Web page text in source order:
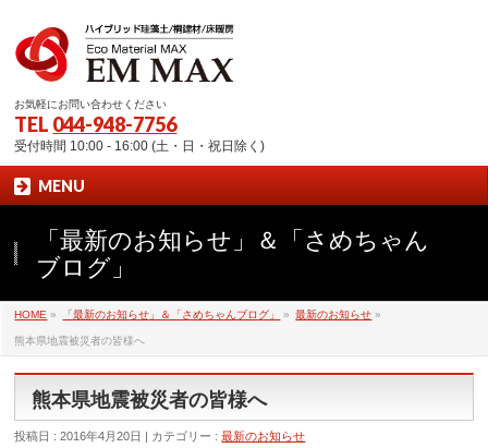
お気軽にお問い合わせください
TEL 044-948-7756
受付時間 10:00 - 16:00 (土・日・祝日除く)
MENU
「最新のお知らせ」＆「さめちゃん
ブログ」
HOME » 「最新のお知らせ」＆「さめちゃんブログ」 » 最新のお知らせ »
熊本県地震被災者の皆様へ
熊本県地震被災者の皆様へ
投稿日 : 2016年4月20日 | カテゴリー :最新のお知らせ